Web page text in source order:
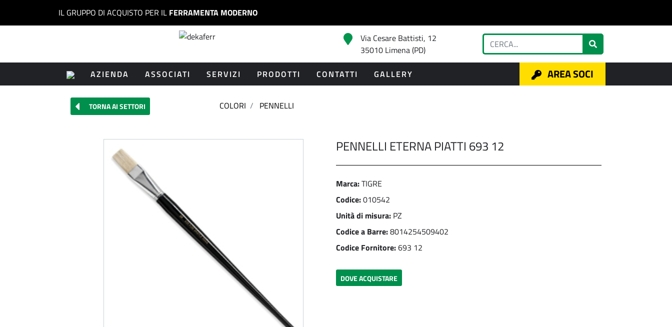
IL GRUPPO DI ACQUISTO PER IL FERRAMENTA MODERNO
Via Cesare Battisti, 12
35010 Limena (PD)
AZIENDA
ASSOCIATI SERVIZI PRODOTTI CONTATTI GALLERY AREA SOCI
TORNA AI SETTORI COLORI PENNELLI
PENNELLI ETERNA PIATTI 693 12
Marca:TIGRE
Codice:010542
Unità di misura: PZ
Codice a Barre:8014254509402
Codice Fornitore:693 12
DOVE ACQUISTARE